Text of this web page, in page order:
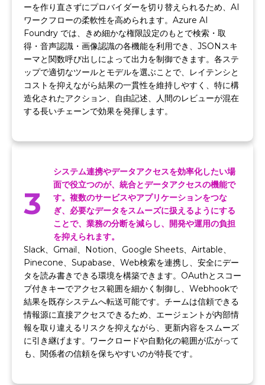
ーを作り直さずにプロバイダーを切り替えられるため、AI
ワークフローの柔軟性を高められます。Azure AI
Foundry では、きめ細かな権限設定のもとで検索・取
得・音声認識・画像認識の各機能を利用でき、JSONスキ
ーマと関数呼び出しによって出力を制御できます。各ステ
ップで適切なツールとモデルを選ぶことで、レイテンシと
コストを抑えながら結果の一貫性を維持しやすく、特に構
造化されたアクション、自由記述、人間のレビューが混在
する長いチェーンで効果を発揮します。
3
システム連携やデータアクセスを効率化したい場
面で役立つのが、統合とデータアクセスの機能で
す。複数のサービスやアプリケーションをつな
ぎ、必要なデータをスムーズに扱えるようにする
ことで、業務の分断を減らし、開発や運用の負担
を抑えられます。
Slack、Gmail、Notion、Google Sheets、Airtable、
Pinecone、Supabase、Web検索を連携し、安全にデー
タを読み書きできる環境を構築できます。OAuthとスコー
プ付きキーでアクセス範囲を細かく制御し、Webhookで
結果を既存システムへ転送可能です。チームは信頼できる
情報源に直接アクセスできるため、エージェントが内部情
報を取り違えるリスクを抑えながら、更新内容をスムーズ
に引き継げます。ワークロードや自動化の範囲が広がって
も、関係者の信頼を保ちやすいのが特長です。